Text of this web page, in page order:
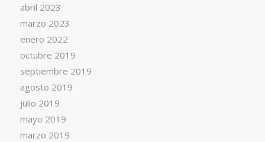
abril 2023
marzo 2023
enero 2022
octubre 2019
septiembre 2019
agosto 2019
julio 2019
mayo 2019
marzo 2019